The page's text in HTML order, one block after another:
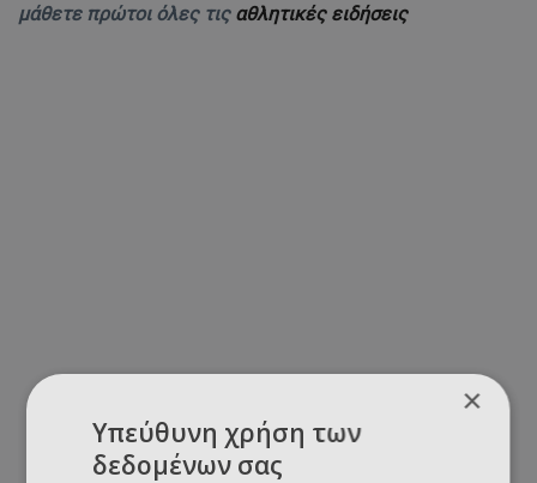
μάθετε πρώτοι όλες τις αθλητικές ειδήσεις
×
Υπεύθυνη χρήση των
δεδομένων σας